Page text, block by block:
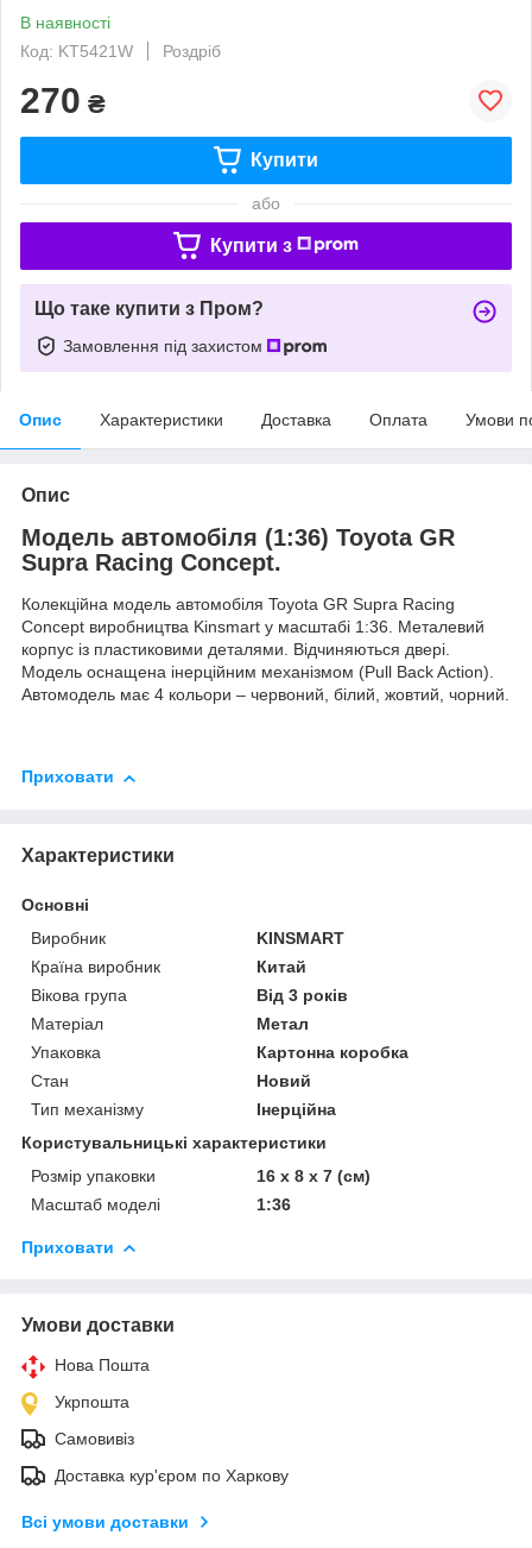
В наявності
Код: KT5421W
Роздріб
270 ₴
Купити
або
Купити з
Що таке купити з Пром?
Замовлення під захистом
Опис Характеристики Доставка Оплата Умови
Опис
Модель автомобіля (1:36) Toyota GR
Supra Racing Concept.
Колекційна модель автомобіля Toyota GR Supra Racing
Concept виробництва Kinsmart у масштабі 1:36. Металевий
корпус із пластиковими деталями. Відчиняються двері.
Модель оснащена інерційним механізмом (Pull Back Action).
Автомодель має 4 кольори – червоний, білий, жовтий, чорний.
Приховати
Характеристики
Основні
Виробник
KINSMART
Країна виробник
Китай
Вікова група
Від 3 років
Матеріал
Метал
Упаковка
Картонна коробка
Стан
Новий
Тип механізму
Інерційна
Користувальницькі характеристики
Розмір упаковки
16 x 8 x 7 (см)
Масштаб моделі
1:36
Приховати
Умови доставки
Нова Пошта
Укрпошта
Самовивіз
Доставка кур'єром по Харкову
Всі умови доставки